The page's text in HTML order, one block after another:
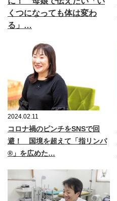
くつになっても体は変わ
る」…
2024.02.11
コロナ禍のピンチをSNSで回
避！ 国境を超えて「指リンパ
®︎」を広めた…